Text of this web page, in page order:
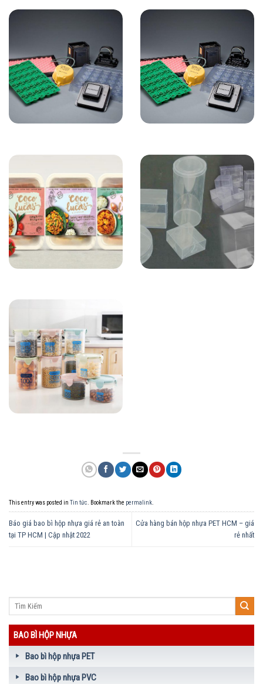
This entry was posted in Tin tức. Bookmark the permalink.
Báo giá bao bì hộp nhựa giá rẻ an toàn
tại TP HCM | Cập nhật 2022
Cửa hàng bán hộp nhựa PET HCM – giá
rẻ nhất
BAO BÌ HỘP NHỰA
Bao bì hộp nhựa PET
Bao bì hộp nhựa PVC